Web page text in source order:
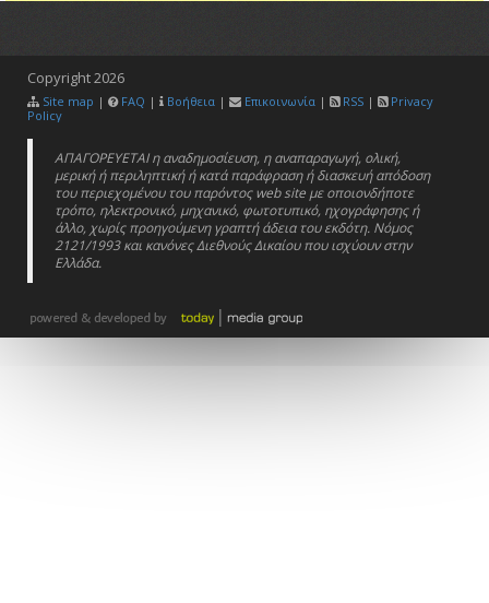
Copyright2026
Site map | FAQ | Βοήθεια | Επικοινωνία | RSS |
Privacy
Policy
ΑΠΑΓΟΡΕΥΕΤΑΙ η αναδημοσίευση, η αναπαραγωγή, ολική,
μερική ή περιληπτική ή κατά παράφραση ή διασκευή απόδοση
του περιεχομένου του παρόντος web site με οποιονδήποτε
τρόπο, ηλεκτρονικό, μηχανικό, φωτοτυπικό, ηχογράφησης ή
άλλο, χωρίς προηγούμενη γραπτή άδεια του εκδότη. Νόμος
2121/1993 και κανόνες Διεθνούς Δικαίου που ισχύουν στην
Ελλάδα.